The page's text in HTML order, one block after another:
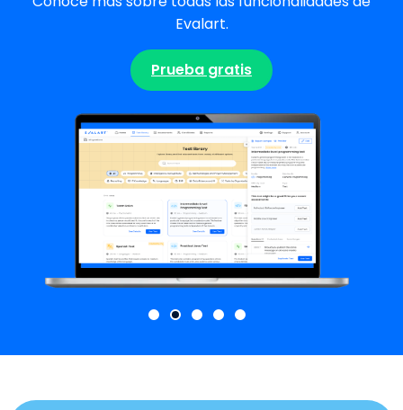
Evalart.
Prueba gratis